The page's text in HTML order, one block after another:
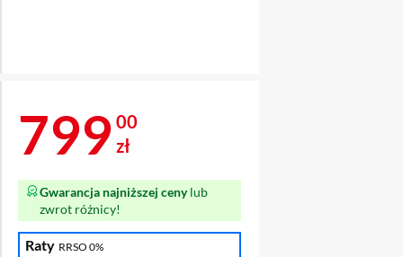
Cena 799 zł
799 00
zł
Gwarancja najniższej cenylub
zwrot różnicy!
Raty RRSO 0%